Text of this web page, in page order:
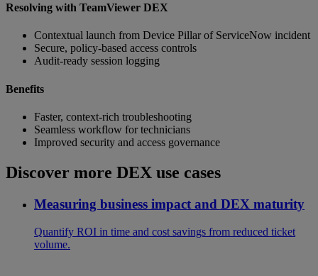
Resolving with TeamViewer DEX
Contextual launch from Device Pillar of ServiceNow incident
Secure, policy-based access controls
Audit-ready session logging
Benefits
Faster, context-rich troubleshooting
Seamless workflow for technicians
Improved security and access governance
Discover more DEX use cases
Measuring business impact and DEX maturity
Quantify ROI in time and cost savings from reduced ticket
volume.